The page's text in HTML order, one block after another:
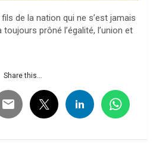
de la nation qui ne s’est jamais
prôné l’égalité, l’union et
Share this...